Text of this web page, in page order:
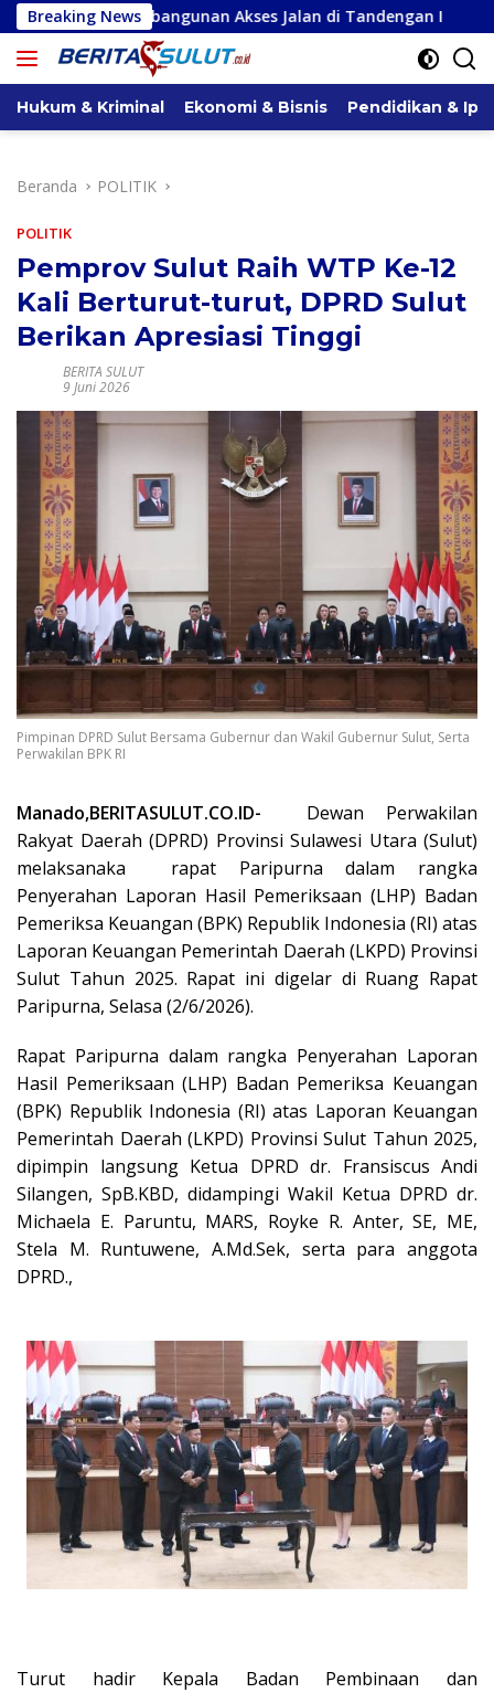
Langsung
ke
konten
Breaking News
Jalan di Tandengan I Priscilla Cindy Wurangian
Hukum & Kriminal Ekonomi & Bisnis Pendidikan &
Beranda POLITIK
POLITIK
Pemprov Sulut Raih WTP Ke-12
Kali Berturut-turut, DPRD Sulut
Berikan Apresiasi Tinggi
BERITA SULUT
9 Juni 2026
Pimpinan DPRD Sulut Bersama Gubernur dan Wakil Gubernur Sulut, Serta
Perwakilan BPK RI
Manado,BERITASULUT.CO.ID-
Dewan Perwakilan
Rakyat Daerah (DPRD) Provinsi Sulawesi Utara (Sulut)
melaksanaka
rapat Paripurna dalam rangka
Penyerahan Laporan Hasil Pemeriksaan (LHP) Badan
Pemeriksa Keuangan (BPK) Republik Indonesia (RI) atas
Laporan Keuangan Pemerintah Daerah (LKPD) Provinsi
Sulut Tahun 2025. Rapat ini digelar di Ruang Rapat
Paripurna, Selasa (2/6/2026).
Rapat Paripurna dalam rangka Penyerahan Laporan
Hasil Pemeriksaan (LHP) Badan Pemeriksa Keuangan
(BPK) Republik Indonesia (RI) atas Laporan Keuangan
Pemerintah Daerah (LKPD) Provinsi Sulut Tahun 2025,
dipimpin langsung Ketua DPRD dr. Fransiscus Andi
Silangen, SpB.KBD, didampingi Wakil Ketua DPRD dr.
Michaela E. Paruntu, MARS, Royke R. Anter, SE, ME,
Stela M. Runtuwene, A.Md.Sek, serta para anggota
DPRD.,
Turut hadir Kepala Badan Pembinaan dan